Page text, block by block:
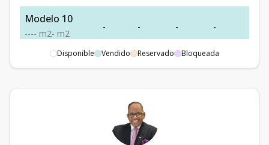
Modelo 10
---- m2- m2
- - - -
Disponible Vendido Reservado Bloqueada